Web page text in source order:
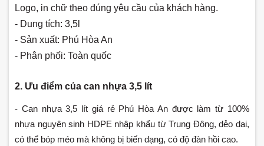
Logo, in chữ theo đúng yêu cầu của khách hàng.
- Dung tích: 3,5l
- Sản xuất: Phú Hòa An
- Phân phối: Toàn quốc
2. Ưu điểm của can nhựa 3,5 lít
- Can nhựa 3,5 lít giá rẻ Phú Hòa An được làm từ 100%
nhựa nguyên sinh HDPE nhập khẩu từ Trung Đông, dẻo dai,
có thể bóp méo mà không bị biến dạng, có độ đàn hồi cao.